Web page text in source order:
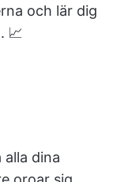
och lär dig
📈
alla dina